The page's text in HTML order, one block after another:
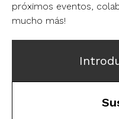
próximos eventos,
mucho más!